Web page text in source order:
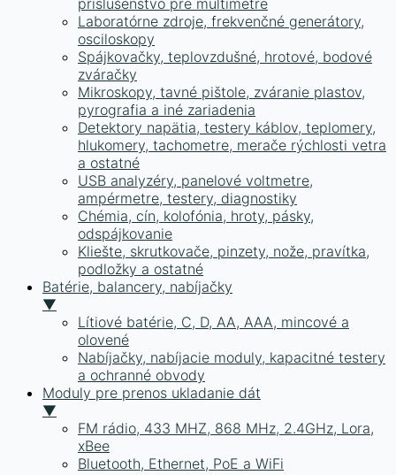
príslušenstvo pre multimetre
Laboratórne zdroje, frekvenčné generátory,
osciloskopy
Spájkovačky, teplovzdušné, hrotové, bodové
zváračky
Mikroskopy, tavné pištole, zváranie plastov,
pyrografia a iné zariadenia
Detektory napätia, testery káblov, teplomery,
hlukomery, tachometre, merače rýchlosti vetra
a ostatné
USB analyzéry, panelové voltmetre,
ampérmetre, testery, diagnostiky
Chémia, cín, kolofónia, hroty, pásky,
odspájkovanie
Kliešte, skrutkovače, pinzety, nože, pravítka,
podložky a ostatné
Batérie, balancery, nabíjačky
▼
Lítiové batérie, C, D, AA, AAA, mincové a
olovené
Nabíjačky, nabíjacie moduly, kapacitné testery
a ochranné obvody
Moduly pre prenos ukladanie dát
▼
FM rádio, 433 MHZ, 868 MHz, 2.4GHz, Lora,
xBee
Bluetooth, Ethernet, PoE a WiFi